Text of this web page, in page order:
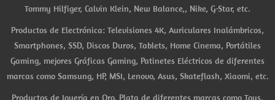
Tommy Hilfiger, Calvin Klein, New Balance,, Nike, G-Star, etc.
Productos de Electrónica: Televisiones 4K, Auriculares Inalámbricos,
Smartphones, SSD, Discos Duros, Tablets, Home Cinema, Portátiles
Gaming, mejores Gráficas Gaming, Patinetes Eléctricos de diferentes
marcas como Samsung, HP, MSI, Lenovo, Asus, Skateflash, Xiaomi, etc.
Productos de Joyería en Oro, Plata de diferentes marcas como Tous,